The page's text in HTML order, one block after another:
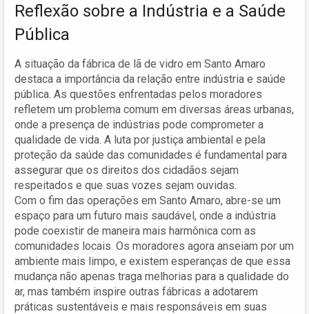
Reflexão sobre a Indústria e a Saúde
Pública
A situação da fábrica de lã de vidro em Santo Amaro
destaca a importância da relação entre indústria e saúde
pública. As questões enfrentadas pelos moradores
refletem um problema comum em diversas áreas urbanas,
onde a presença de indústrias pode comprometer a
qualidade de vida. A luta por justiça ambiental e pela
proteção da saúde das comunidades é fundamental para
assegurar que os direitos dos cidadãos sejam
respeitados e que suas vozes sejam ouvidas.
Com o fim das operações em Santo Amaro, abre-se um
espaço para um futuro mais saudável, onde a indústria
pode coexistir de maneira mais harmônica com as
comunidades locais. Os moradores agora anseiam por um
ambiente mais limpo, e existem esperanças de que essa
mudança não apenas traga melhorias para a qualidade do
ar, mas também inspire outras fábricas a adotarem
práticas sustentáveis e mais responsáveis em suas